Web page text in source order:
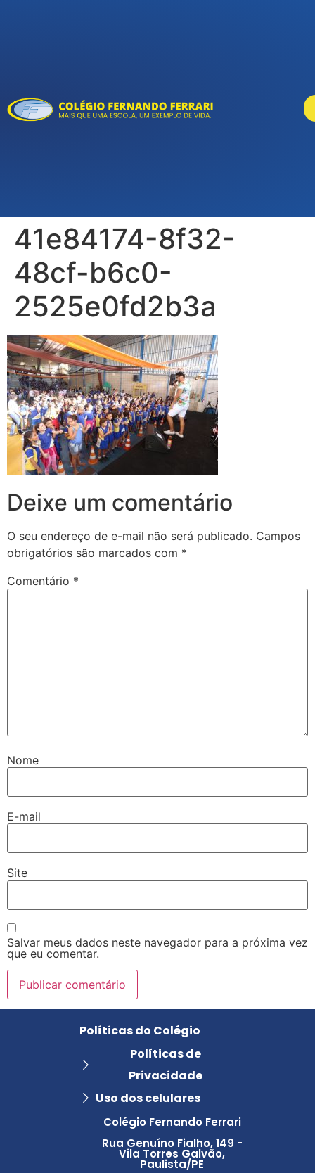
41e84174-8f32-
48cf-b6c0-
2525e0fd2b3a
Deixe um comentário
O seu endereço de e-mail não será publicado. Campos
obrigatórios são marcados com *
Comentário *
Nome
E-mail
Site
Salvar meus dados neste navegador para a próxima vez
que eu comentar.
Colégio Fernando Ferrari
Rua Genuíno Fialho, 149 -
Vila Torres Galvão,
Paulista/PE
Políticas do Colégio
Políticas de
Privacidade
Uso dos celulares